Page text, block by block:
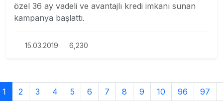
özel 36 ay vadeli ve avantajlı kredi imkanı sunan
kampanya başlattı.
15.03.2019 6,230
1 2 3 4 5 6 7 8 9 10 96 97